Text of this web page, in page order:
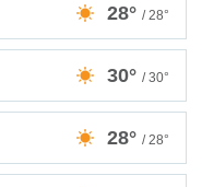
28° / 28°
30° / 30°
28° / 28°